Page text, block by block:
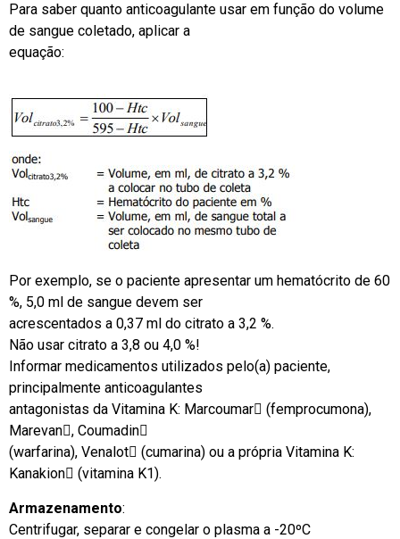
Para saber quanto anticoagulante usar em função do volume
de sangue coletado, aplicar a
equação:
Por exemplo, se o paciente apresentar um hematócrito de 60
%, 5,0 ml de sangue devem ser
acrescentados a 0,37 ml do citrato a 3,2 %.
Não usar citrato a 3,8 ou 4,0 %!
Informar medicamentos utilizados pelo(a) paciente,
principalmente anticoagulantes
antagonistas da Vitamina K: Marcoumar (femprocumona),
Marevan, Coumadin
(warfarina), Venalot (cumarina) ou a própria Vitamina K:
Kanakion (vitamina K1).
Armazenamento:
Centrifugar, separar e congelar o plasma a -20ºC